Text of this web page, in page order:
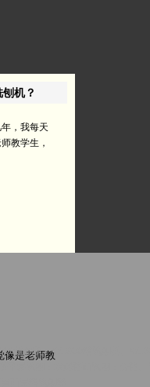
机？
，我每天
教学生，
像是老师教
铣刨机、W1900精铣刨机、
层铣刨；水泥路面铣刨；公路、
面层精铣刨等